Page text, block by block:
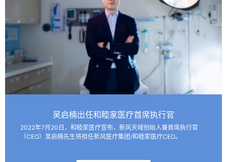
吴启楠出任和睦家医疗首席执行官
2022年7月20日，和睦家医疗宣布，新风天域创始人兼首席执行官
（CEO）吴启楠先生将担任新风医疗集团/和睦家医疗CEO。